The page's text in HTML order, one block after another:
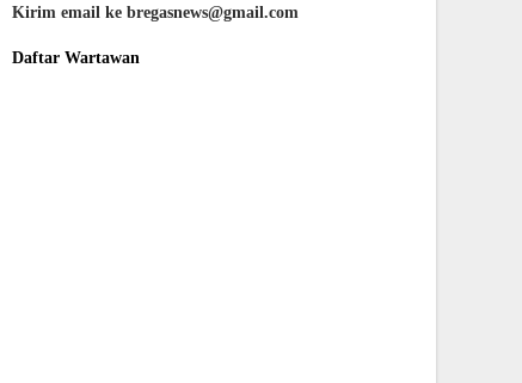
Kirim email ke bregasnews@gmail.com
Daftar Wartawan